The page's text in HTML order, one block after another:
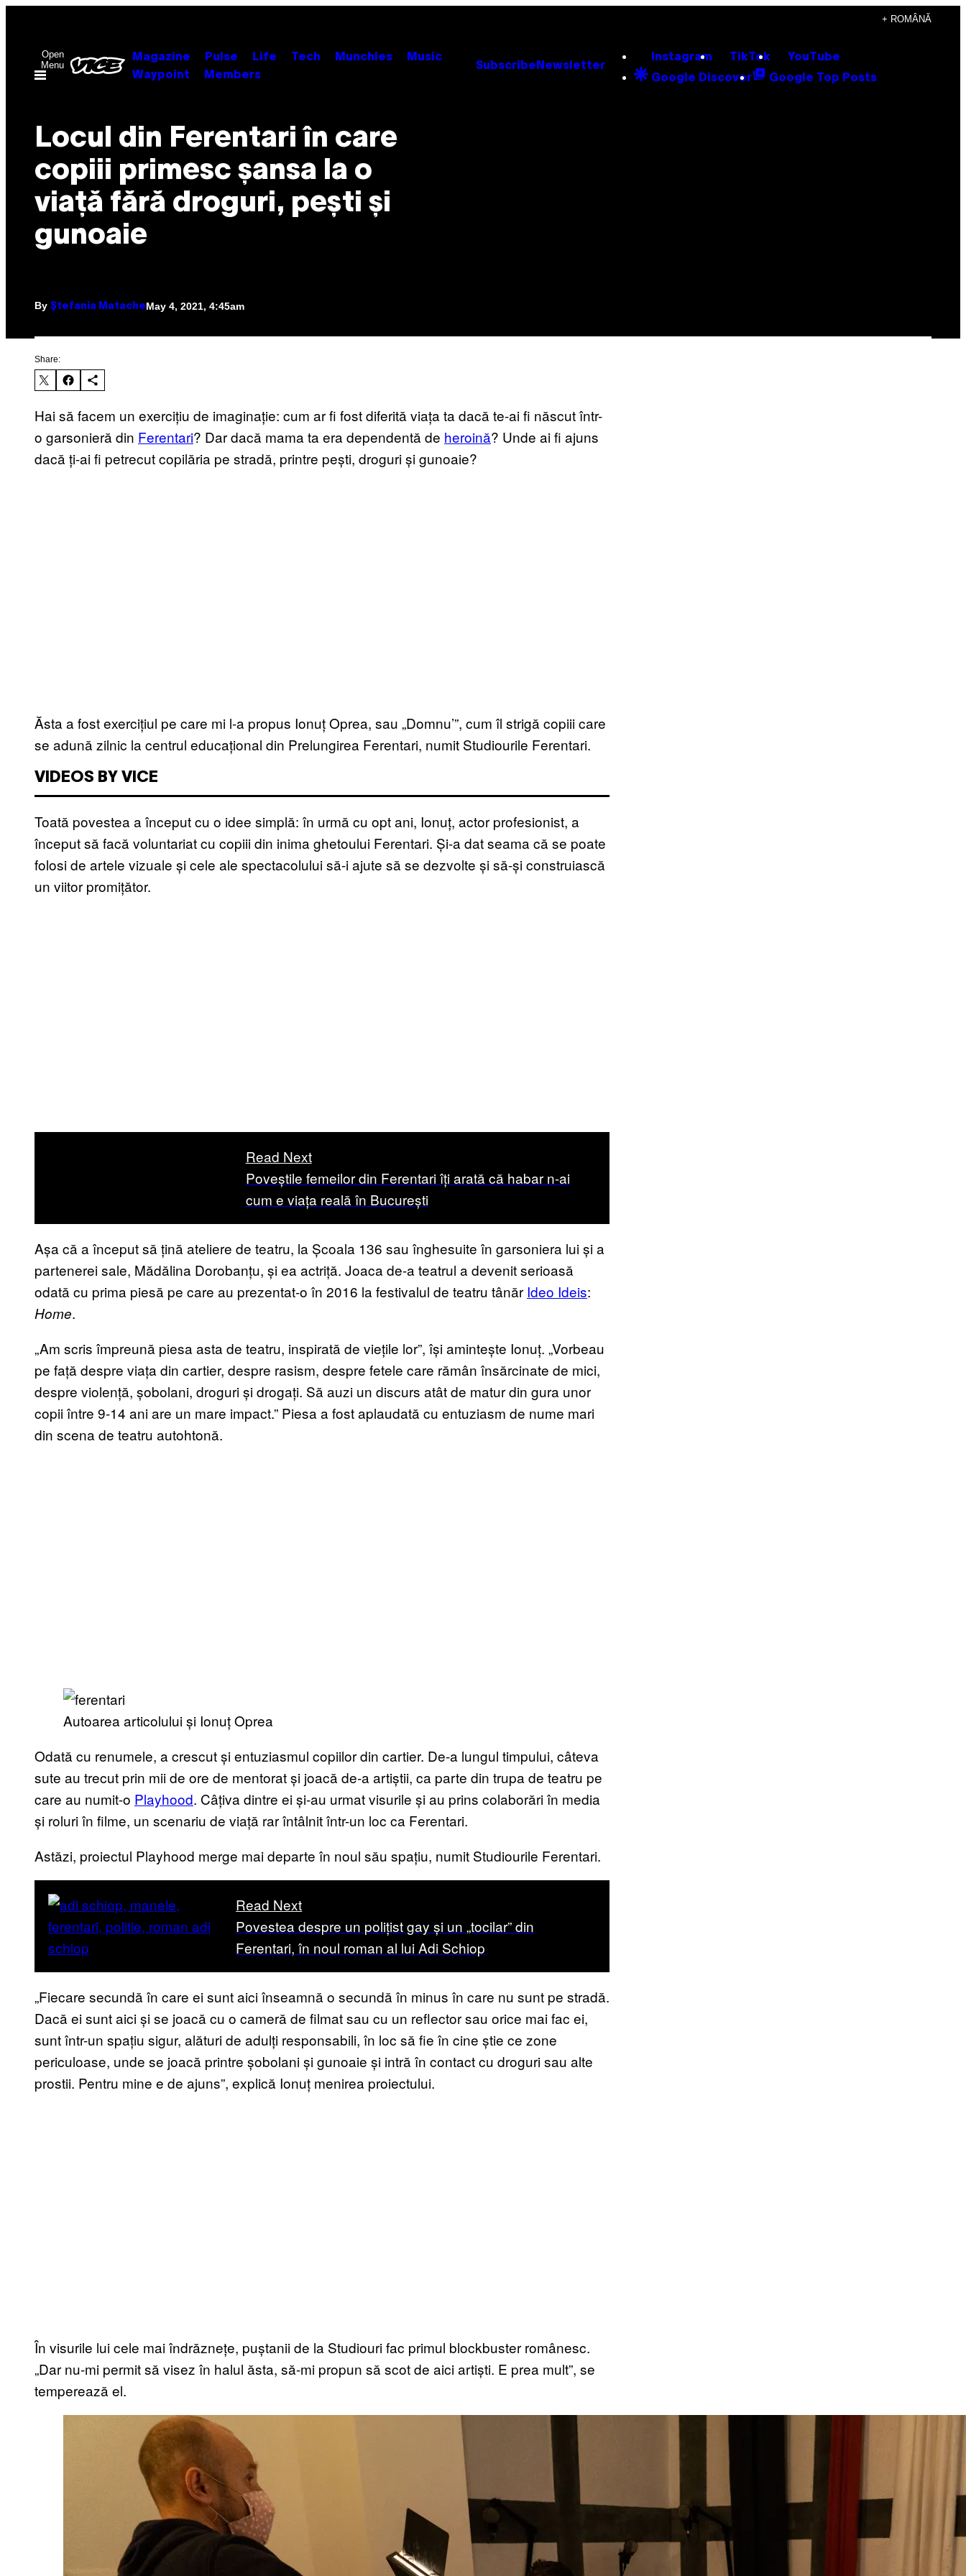
content
+ ROMÂNĂ
Open
Menu
Magazine Pulse Life Tech Munchies
Music
Waypoint
Members
Subscribe Newsletter
Instagram TikTok YouTube
Google Discover Google Top Posts
Locul din Ferentari în care
copiii primesc șansa la o
viață fără droguri, pești și
gunoaie
By Ștefania MatacheMay 4, 2021, 4:45am
Share:
Hai să facem un exercițiu de imaginație: cum ar fi fost diferită viața ta dacă te-ai fi născut într-
o garsonieră din Ferentari? Dar dacă mama ta era dependentă de heroină? Unde ai fi ajuns
dacă ți-ai fi petrecut copilăria pe stradă, printre pești, droguri și gunoaie?
Ăsta a fost exercițiul pe care mi l-a propus Ionuț Oprea, sau „Domnu’”, cum îl strigă copiii care
se adună zilnic la centrul educațional din Prelungirea Ferentari, numit Studiourile Ferentari.
VIDEOS BY VICE
Toată povestea a început cu o idee simplă: în urmă cu opt ani, Ionuț, actor profesionist, a
început să facă voluntariat cu copiii din inima ghetoului Ferentari. Și-a dat seama că se poate
folosi de artele vizuale și cele ale spectacolului să-i ajute să se dezvolte și să-și construiască
un viitor promițător.
Read Next
Poveștile femeilor din Ferentari îți arată că habar n-ai
cum e viața reală în București
Așa că a început să țină ateliere de teatru, la Școala 136 sau înghesuite în garsoniera lui și a
partenerei sale, Mădălina Dorobanțu, și ea actriță. Joaca de-a teatrul a devenit serioasă
odată cu prima piesă pe care au prezentat-o în 2016 la festivalul de teatru tânăr Ideo Ideis:
Home.
„Am scris împreună piesa asta de teatru, inspirată de viețile lor”, își amintește Ionuț. „Vorbeau
pe față despre viața din cartier, despre rasism, despre fetele care rămân însărcinate de mici,
despre violență, șobolani, droguri și drogați. Să auzi un discurs atât de matur din gura unor
copii între 9-14 ani are un mare impact.” Piesa a fost aplaudată cu entuziasm de nume mari
din scena de teatru autohtonă.
Autoarea articolului și Ionuț Oprea
Odată cu renumele, a crescut și entuziasmul copiilor din cartier. De-a lungul timpului, câteva
sute au trecut prin mii de ore de mentorat și joacă de-a artiștii, ca parte din trupa de teatru pe
care au numit-o Playhood. Câțiva dintre ei și-au urmat visurile și au prins colaborări în media
și roluri în filme, un scenariu de viață rar întâlnit într-un loc ca Ferentari.
Astăzi, proiectul Playhood merge mai departe în noul său spațiu, numit Studiourile Ferentari.
Read Next
Povestea despre un polițist gay și un „tocilar” din
Ferentari, în noul roman al lui Adi Schiop
„Fiecare secundă în care ei sunt aici înseamnă o secundă în minus în care nu sunt pe stradă.
Dacă ei sunt aici și se joacă cu o cameră de filmat sau cu un reflector sau orice mai fac ei,
sunt într-un spațiu sigur, alături de adulți responsabili, în loc să fie în cine știe ce zone
periculoase, unde se joacă printre șobolani și gunoaie și intră în contact cu droguri sau alte
prostii. Pentru mine e de ajuns”, explică Ionuț menirea proiectului.
În visurile lui cele mai îndrăznețe, puștanii de la Studiouri fac primul blockbuster românesc.
„Dar nu-mi permit să visez în halul ăsta, să-mi propun să scot de aici artiști. E prea mult”, se
temperează el.